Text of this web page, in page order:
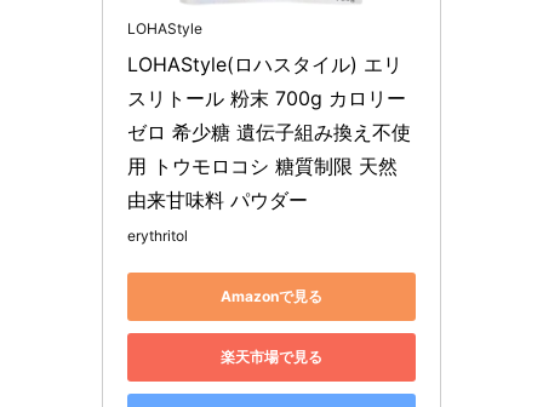
LOHAStyle
LOHAStyle(ロハスタイル) エリ
スリトール 粉末 700g カロリー
ゼロ 希少糖 遺伝子組み換え不使
用 トウモロコシ 糖質制限 天然
由来甘味料 パウダー
erythritol
Amazonで見る
楽天市場で見る